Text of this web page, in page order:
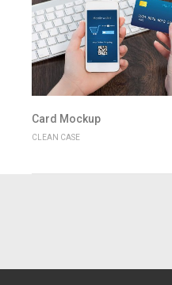
Card Mockup
CLEAN CASE